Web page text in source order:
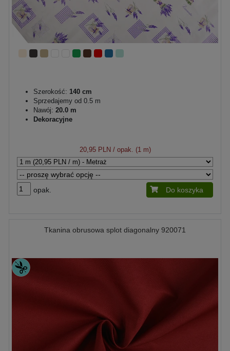
Szerokość: 140 cm
Sprzedajemy od 0.5 m
Nawój: 20.0 m
Dekoracyjne
20,95 PLN/ opak. (1 m)
opak. Do koszyka
Tkanina obrusowa splot diagonalny 920071